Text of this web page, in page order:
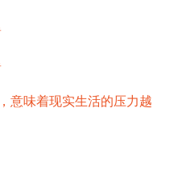
意味着现实生活的压力越